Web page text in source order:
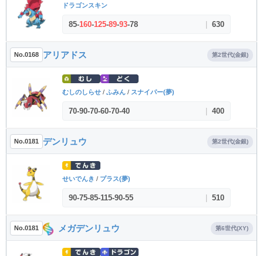
ドラゴンスキン
85-160-125-89-93-78 630
No.0168 アリアドス 第2世代(金銀)
むしのしらせ / ふみん / スナイパー(夢)
70-90-70-60-70-40 400
No.0181 デンリュウ 第2世代(金銀)
せいでんき / プラス(夢)
90-75-85-115-90-55 510
No.0181 メガデンリュウ 第6世代(XY)